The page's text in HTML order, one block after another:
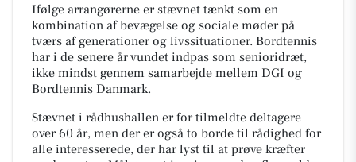
Ifølge arrangørerne er stævnet tænkt som en
kombination af bevægelse og sociale møder på
tværs af generationer og livssituationer. Bordtennis
har i de senere år vundet indpas som senioridræt,
ikke mindst gennem samarbejde mellem DGI og
Bordtennis Danmark.
Stævnet i rådhushallen er for tilmeldte deltagere
over 60 år, men der er også to borde til rådighed for
alle interesserede, der har lyst til at prøve kræfter